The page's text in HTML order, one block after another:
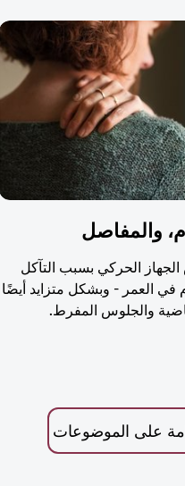
والمفاصل
الحركي بسبب التآكل
في العمر - وبشكل متزايد أيضًا
والجلوس المفرط.
على الموضوعات